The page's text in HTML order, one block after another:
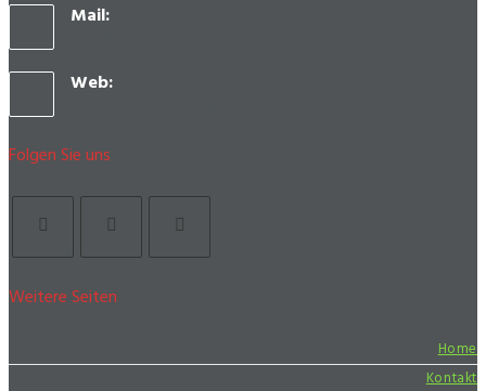
Mail:
Web:
Folgen Sie uns
Weitere Seiten
Home
Kontakt